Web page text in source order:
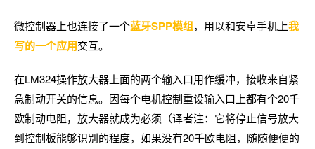
微控制器上也连接了一个蓝牙SPP模组，用以和安卓手机上我
写的一个应用交互。
在LM324操作放大器上面的两个输入口用作缓冲，接收来自紧
急制动开关的信息。因每个电机控制重设输入口上都有个20千
欧制动电阻，放大器就成为必须（译者注：它将停止信号放大
到控制板能够识别的程度，如果没有20千欧电阻，随随便便的